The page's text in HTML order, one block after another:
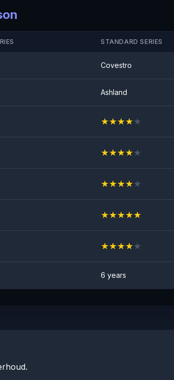
STANDARD SERIES
Covestro
Ashland
★★★★★
★★★★★
★★★★★
★★★★★
★★★★★
6 years